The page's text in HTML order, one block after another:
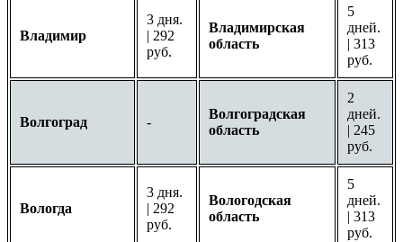
Владимир
3 дня.
| 292
руб.
Владимирская
область
5
дней.
| 313
руб.
Волгоград -
Волгоградская
область
2
дней.
| 245
руб.
Вологда
3 дня.
| 292
руб.
Вологодская
область
5
дней.
| 313
руб.